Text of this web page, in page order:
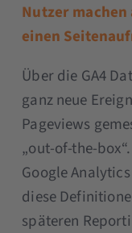
Nutzer
einen
Über die GA4
ganz neue
Pageviews
„out-of-the-
Google
diese
späteren